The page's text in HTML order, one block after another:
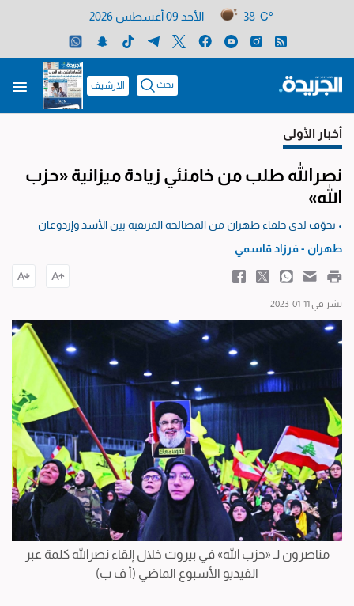
38 C° الأحد 09 أغسطس 2026
بحث الارشيف
أخبار الأولى
نصرالله طلب من خامنئي زيادة ميزانية «حزب
الله»
• تخوّف لدى حلفاء طهران من المصالحة المرتقبة بين الأسد وإردوغان
طهران - فرزاد قاسمي
نشر في 11-01-2023
مناصرون لـ «حزب الله» في بيروت خلال إلقاء نصرالله كلمة عبر
الفيديو الأسبوع الماضي (أ ف ب)